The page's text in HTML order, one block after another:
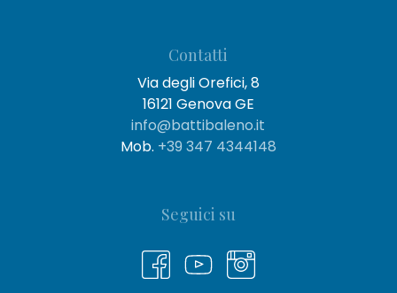
Contatti
Via degli Orefici, 8
16121 Genova GE
info@battibaleno.it
Mob. +39 347 4344148
Seguici su